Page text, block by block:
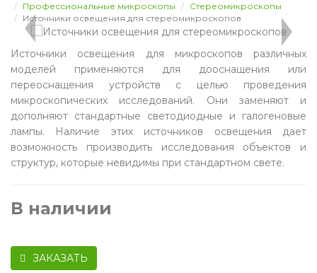
Профессиональные микроскопы
Стереомикроскопы
Источники освещения для стереомикроскопов
Источники освещения для микроскопов различных
моделей применяются для дооснащения или
переоснащения устройств с целью проведения
микроскопических исследований. Они заменяют и
дополняют стандартные светодиодные и галогеновые
лампы. Наличие этих источников освещения дает
возможность производить исследования объектов и
структур, которые невидимы при стандартном свете.
В наличии
ЗАКАЗАТЬ